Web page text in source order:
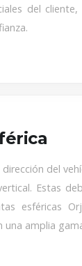
del
dirección del
Estas
esféricas
una amplia